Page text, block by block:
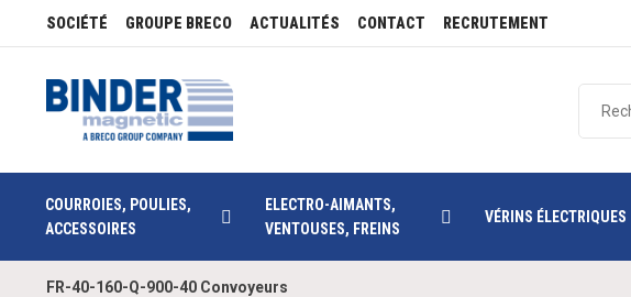
SOCIÉTÉ GROUPE BRECO ACTUALITÉS CONTACT RECRUTEMENT
COURROIES, POULIES,
ACCESSOIRES
ELECTRO-AIMANTS,
VENTOUSES, FREINS
VÉRINS ÉLECTRIQUES
FR-40-160-Q-900-40 Convoyeurs